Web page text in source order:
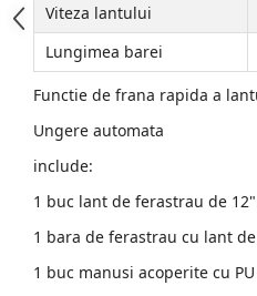
Accesorii Compresoare
Articole uz casnic
Electrocasnice
Intretinere locuinta
Iluminat si electrice
Cabluri electrice si conductori
Scule si unelte
Viteza lantului
Lungimea barei
Functie de frana rapida a
Ungere automata
include:
1 buc lant de ferastrau de
1 bara de ferastrau cu lant
1 buc manusi acoperite cu PU